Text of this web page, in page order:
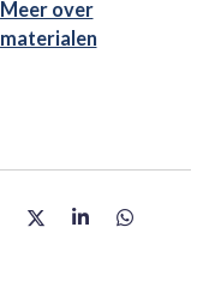
Meer over
materialen
D
S
D